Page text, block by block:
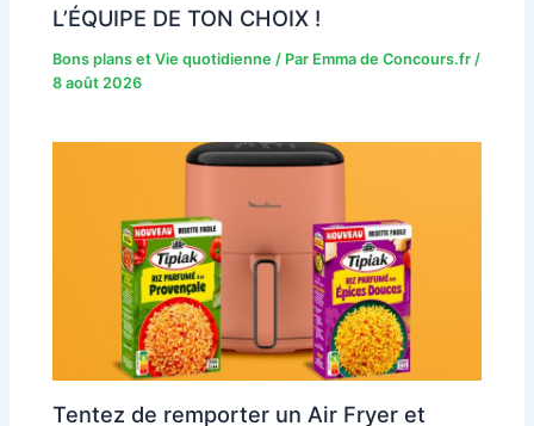
L’ÉQUIPE DE TON CHOIX !
Bons plans et Vie quotidienne / Par Emma de Concours.fr /
8 août 2026
Tentez de remporter un Air Fryer et